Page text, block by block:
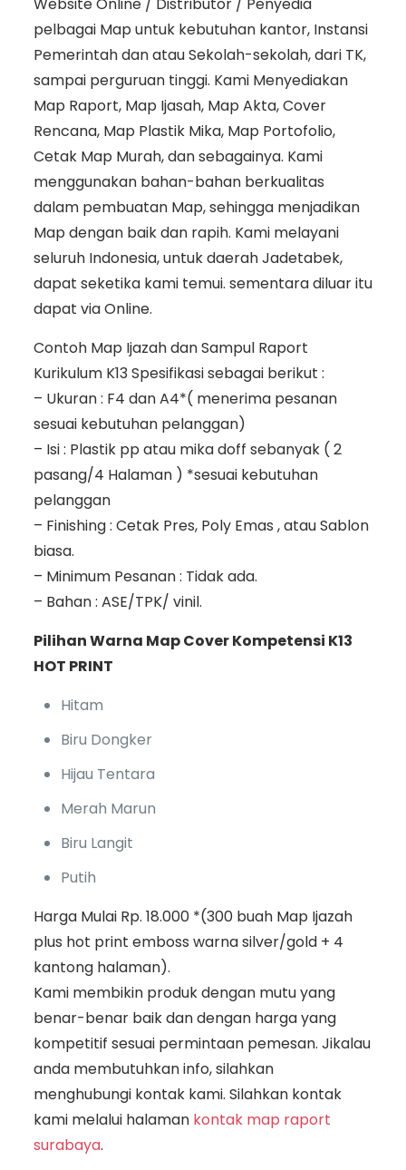
pelbagai Map untuk kebutuhan kantor, Instansi
Pemerintah dan atau Sekolah-sekolah, dari TK,
sampai perguruan tinggi. Kami Menyediakan
Map Raport, Map Ijasah, Map Akta, Cover
Rencana, Map Plastik Mika, Map Portofolio,
Cetak Map Murah, dan sebagainya. Kami
menggunakan bahan-bahan berkualitas
dalam pembuatan Map, sehingga menjadikan
Map dengan baik dan rapih. Kami melayani
seluruh Indonesia, untuk daerah Jadetabek,
dapat seketika kami temui. sementara diluar itu
dapat via Online.
Contoh Map Ijazah dan Sampul Raport
Kurikulum K13 Spesifikasi sebagai berikut :
– Ukuran : F4 dan A4*( menerima pesanan
sesuai kebutuhan pelanggan)
– Isi : Plastik pp atau mika doff sebanyak ( 2
pasang/4 Halaman ) *sesuai kebutuhan
pelanggan
– Finishing : Cetak Pres, Poly Emas , atau Sablon
biasa.
– Minimum Pesanan : Tidak ada.
– Bahan : ASE/TPK/ vinil.
Pilihan Warna Map Cover Kompetensi K13
HOT PRINT
Hitam
Biru Dongker
Hijau Tentara
Merah Marun
Biru Langit
Putih
Harga Mulai Rp. 18.000 *(300 buah Map Ijazah
plus hot print emboss warna silver/gold + 4
kantong halaman).
Kami membikin produk dengan mutu yang
benar-benar baik dan dengan harga yang
kompetitif sesuai permintaan pemesan. Jikalau
anda membutuhkan info, silahkan
menghubungi kontak kami. Silahkan kontak
kami melalui halaman kontak map raport
surabaya.